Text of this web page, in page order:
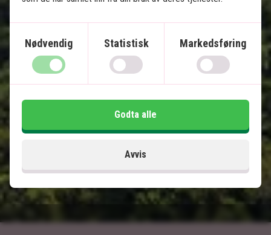
5 netter på Koh Yao Noi
Vakre strender og fantastisk snorkling
Overnatting i flytende bungalow i jungelen
Privat transport
15 dager
Nødvendig Statistisk Markedsføring
Avvis
Godta alle